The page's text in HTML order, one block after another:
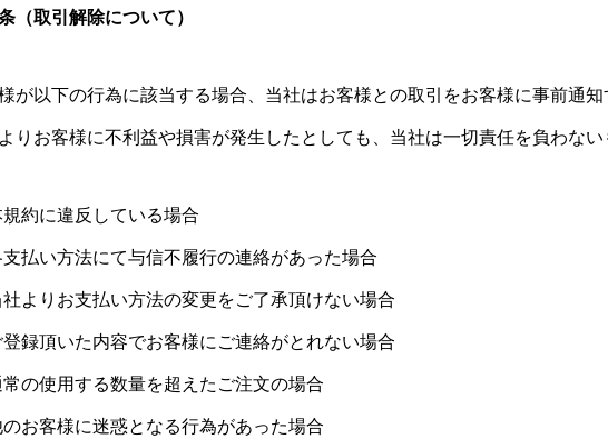
（取引解除について）
が以下の行為に該当する場合、当社はお客様との取引をお客様に事前通
りお客様に不利益や損害が発生したとしても、当社は一切責任を負わない
規約に違反している場合
支払い方法にて与信不履行の連絡があった場合
社よりお支払い方法の変更をご了承頂けない場合
登録頂いた内容でお客様にご連絡がとれない場合
常の使用する数量を超えたご注文の場合
のお客様に迷惑となる行為があった場合